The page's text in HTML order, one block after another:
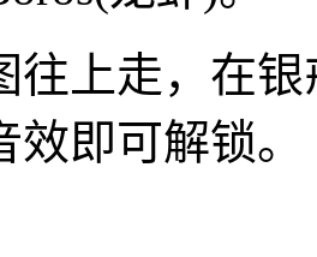
往上走，在
即可解锁。